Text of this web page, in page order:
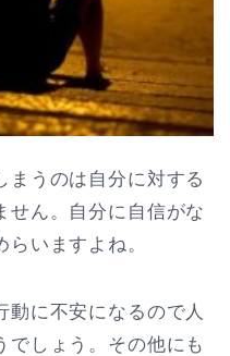
まうのは自分に対する
せん。自分に自信がな
いますよね。
動に不安になるので人
でしょう。その他にも